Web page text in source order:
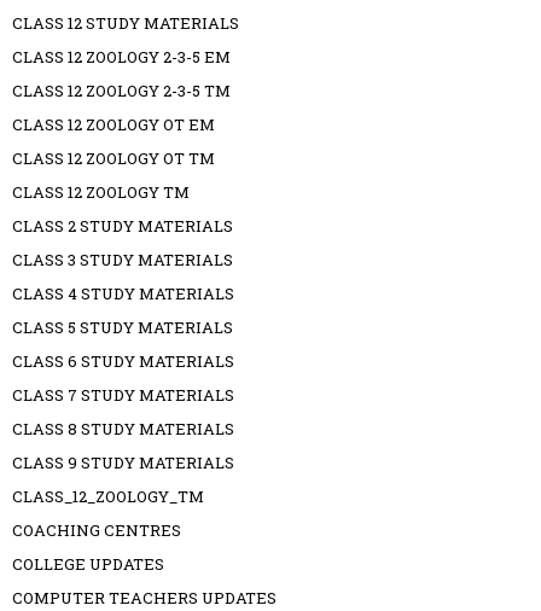
CLASS 12 STUDY MATERIALS
CLASS 12 ZOOLOGY 2-3-5 EM
CLASS 12 ZOOLOGY 2-3-5 TM
CLASS 12 ZOOLOGY OT EM
CLASS 12 ZOOLOGY OT TM
CLASS 12 ZOOLOGY TM
CLASS 2 STUDY MATERIALS
CLASS 3 STUDY MATERIALS
CLASS 4 STUDY MATERIALS
CLASS 5 STUDY MATERIALS
CLASS 6 STUDY MATERIALS
CLASS 7 STUDY MATERIALS
CLASS 8 STUDY MATERIALS
CLASS 9 STUDY MATERIALS
CLASS_12_ZOOLOGY_TM
COACHING CENTRES
COLLEGE UPDATES
COMPUTER TEACHERS UPDATES